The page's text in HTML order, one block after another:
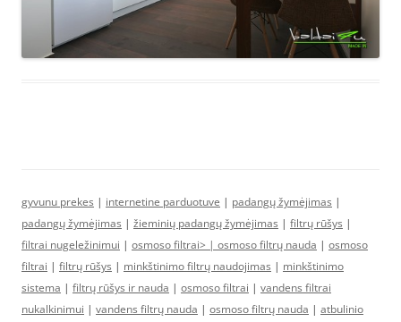
gyvunu prekes | internetine parduotuve | padangų žymėjimas |
padangų žymėjimas | žieminių padangų žymėjimas | filtrų rūšys |
filtrai nugeležinimui | osmoso filtrai> | osmoso filtrų nauda | osmoso
filtrai | filtrų rūšys | minkštinimo filtrų naudojimas | minkštinimo
sistema | filtrų rūšys ir nauda | osmoso filtrai | vandens filtrai
nukalkinimui | vandens filtrų nauda | osmoso filtrų nauda | atbulinio